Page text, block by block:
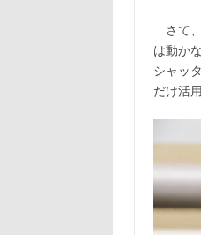
e
b
o
k
さて
は動か
シャッ
だけ活